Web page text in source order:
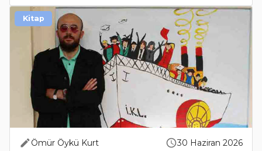
Ömür Öykü Kurt 30 Haziran 2026
Kitap